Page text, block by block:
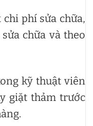
phí sửa chữa,
chữa và theo
kỹ thuật viên
giặt thảm trước